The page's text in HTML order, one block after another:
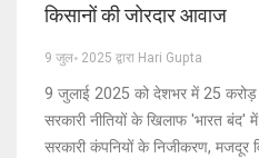
किसानों की जोरदार आवाज
9 जुल॰ 2025 द्वारा Hari Gupta
9 जुलाई 2025 को देशभर में 25 करोड़
सरकारी नीतियों के खिलाफ 'भारत बंद'
सरकारी कंपनियों के निजीकरण, मजदूर